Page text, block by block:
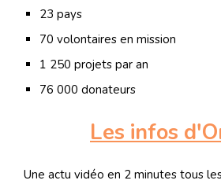
23 pays
70 volontaires en mission
1 250 projets par an
76 000 donateurs
Les infos
Une actu vidéo en 2 minutes tous